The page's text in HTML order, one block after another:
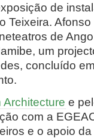
de
Teixeira.
de
um
concluído
Architecture e
com a
e o apoio da